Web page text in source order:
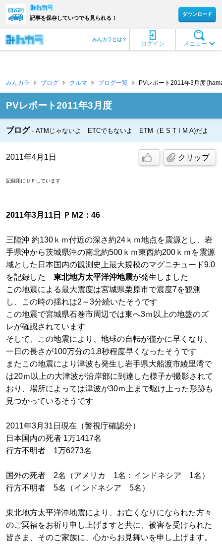
記事を保存していつでも見られる！
ダウンロード
メニュー
ログイン
みんカラとは？
みんカラ ブログ クルマ ブログ一覧 PVレポート2011年3月度
PVレポート2011年3月度
ブログ ATMじゃないよ ETCでもないよ ETM（E S T I M A)だよ
2011年4月1日 クリップ
記録用にＵＰしています
2011年3月11日 ＰＭ2：46
三陸沖 約130ｋｍ付近の深さ約24ｋｍ地点を震源とし、岩
手県沖から茨城県沖の南北約500ｋｍ東西約200ｋｍを震源
域とした日本国内の観測史上最大規模のマグニチュード9.0
を記録した 東北地方太平洋沖地震が発生しました
この地震による最大震度は宮城県栗原市で震度7を観測
し、この時の揺れは2～3分続いたそうです
この地震で宮城県石巻市周辺では東へ3ｍ以上の地盤のズ
レが確認されています
そして、この地震により、地球の自転が僅かに早くなり、
一日の長さが100万分の1.8秒程度早くなったそうです
またこの地震により津波も発生し岩手県大船渡市綾里湾で
は20ｍ以上の大津波が沿岸部に到達した様子が撮影されて
おり、場所によっては津波が30ｍ上まで駆け上った形跡も
見つかっているそうです
2011年3月31日現在（警視庁確認分）
日本国内の死者 1万1417名
行方不明者 1万6273名
国外の死者 2名（アメリカ 1名：インドネシア 1名）
行方不明者 5名（インドネシア 5名）
東北地方太平洋沖地震により、お亡くなりになられた方々
のご冥福をお祈り申し上げますと共に、被害を受けられた
皆さま、そのご家族に、心からお見舞いを申し上げます。